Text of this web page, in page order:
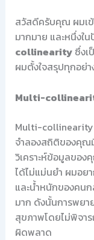
สวัสดีครับคุณ ผมเข้
มากมาย และหนึ่ง
collinearityซึ่งเ
ผมตั้งใจสรุปทุกอย่า
Multi-
Multi-collinearity
จำลองสถิติของคุณ
วิเคราะห์ข้อมูลขอ
ได้ไม่แม่นยำ ผมอ
และน้ำหนักของคน
มาก ดังนั้นการพยา
สุขภาพโดยไม่พิจา
ผิดพลาด